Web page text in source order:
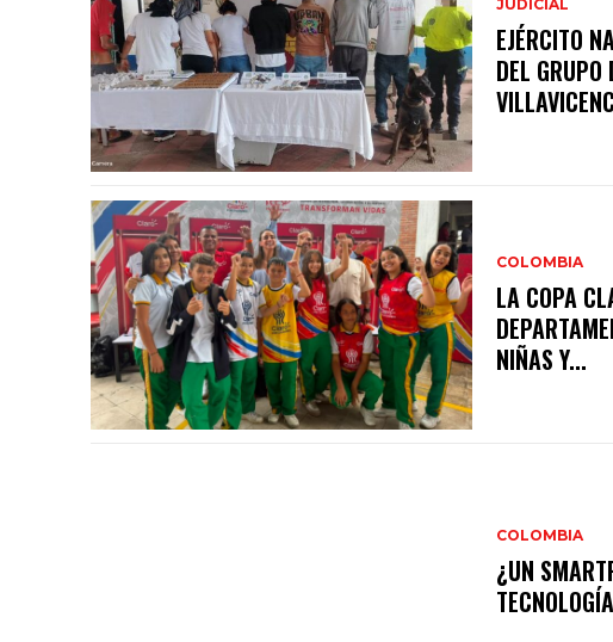
JUDICIAL
EJÉRCITO
DEL
COLOMBIA
LA COPA
NIÑAS Y...
COLOMBIA
¿UN